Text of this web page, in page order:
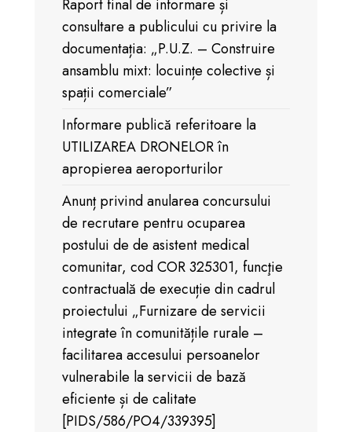
Raport final de informare și
consultare a publicului cu privire la
documentația: „P.U.Z. – Construire
ansamblu mixt: locuințe colective și
spații comerciale”
Informare publică referitoare la
UTILIZAREA DRONELOR în
apropierea aeroporturilor
Anunț privind anularea concursului
de recrutare pentru ocuparea
postului de de asistent medical
comunitar, cod COR 325301, funcţie
contractuală de execuție din cadrul
proiectului „Furnizare de servicii
integrate în comunitățile rurale –
facilitarea accesului persoanelor
vulnerabile la servicii de bază
eficiente și de calitate
[PIDS/586/PO4/339395]